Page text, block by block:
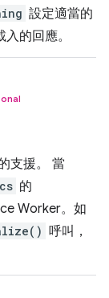
設定適當的
的回應。
支援。 當
的
Worker。如
呼叫，